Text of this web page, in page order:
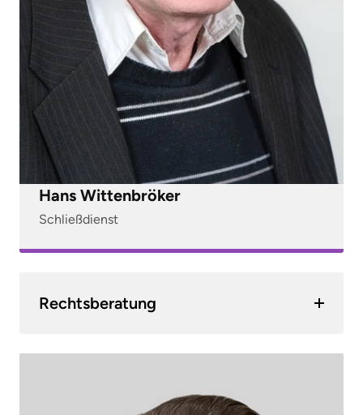
Hans Wittenbröker
Schließdienst
Rechtsberatung